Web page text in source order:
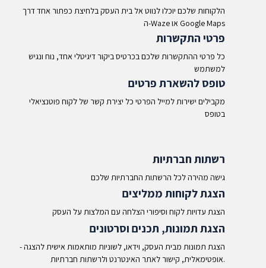
הלקוחות שלכם יוכלו לנווט אל בית העסק בלחיצת כפתור אחד דרך
ה-Waze או Google Maps​
פרטי התקשרות
כל פרטי ההתקשרות שלכם בכרטיס ביקור דיגיטלי אחד, נוח ונגיש
למשתמש
טופס להשארת פרטים
מקבילים ישירות למייל הפרטי כל יצירת קשר של לקוח פוטנציאלי
בטופס
רשתות חברתיות
גישה מהירה לכל הרשתות החברתיות שלכם
הצגת לקוחות ממליצים
הצגת עדויות לקוח וסיפורי הצלחה עם המלצות על העסק
הצגת תמונות, תכנים וסרטונים
- הצגת תמונות מבית העסק, וידאו, לשוניות מותאמות אישית להצגה
אופטימאלית, קישור לאתר האינטרנט ולרשתות חברתיות.